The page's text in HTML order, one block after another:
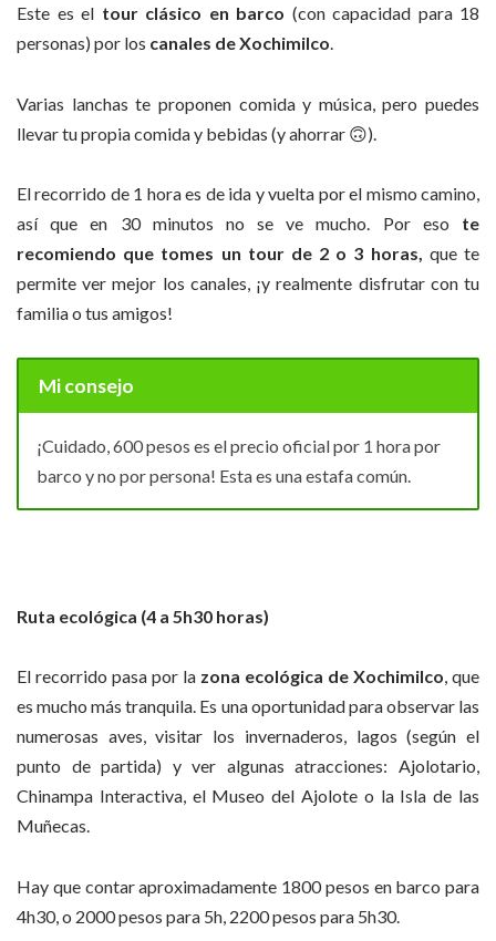
Este es el tour clásico en barco (con capacidad para 18
personas) por los canales de Xochimilco.
Varias lanchas te proponen comida y música, pero puedes
llevar tu propia comida y bebidas (y ahorrar 🙃).
El recorrido de 1 hora es de ida y vuelta por el mismo camino,
así que en 30 minutos no se ve mucho. Por eso te
recomiendo que tomes un tour de 2 o 3 horas, que te
permite ver mejor los canales, ¡y realmente disfrutar con tu
familia o tus amigos!
Mi consejo
¡Cuidado, 600 pesos es el precio oficial por 1 hora por
barco y no por persona! Esta es una estafa común.
Ruta ecológica (4 a 5h30 horas)
El recorrido pasa por la zona ecológica de Xochimilco, que
es mucho más tranquila. Es una oportunidad para observar las
numerosas aves, visitar los invernaderos, lagos (según el
punto de partida) y ver algunas atracciones: Ajolotario,
Chinampa Interactiva, el Museo del Ajolote o la Isla de las
Muñecas.
Hay que contar aproximadamente 1800 pesos en barco para
4h30, o 2000 pesos para 5h, 2200 pesos para 5h30.